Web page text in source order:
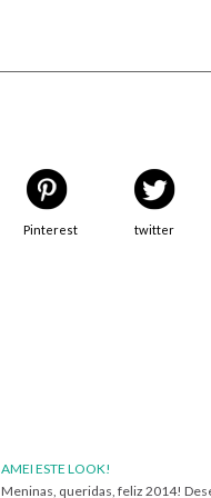
Pinterest twitter
AMEI ESTE LOOK!
Meninas, queridas, feliz 2014!